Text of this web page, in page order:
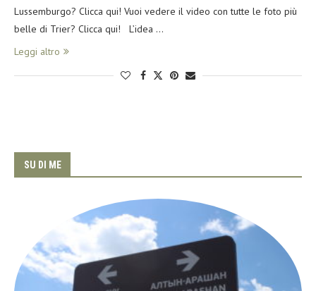
Lussemburgo? Clicca qui! Vuoi vedere il video con tutte le foto più
belle di Trier? Clicca qui! L’idea …
Leggi altro
SU DI ME